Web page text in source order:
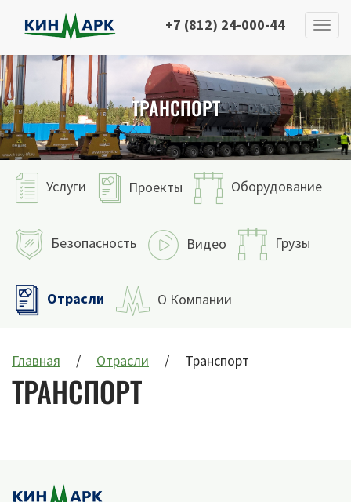
+7 (812) 24-000-44
ТРАНСПОРТ
Услуги Проекты Оборудование
Безопасность Видео Грузы
Отрасли О Компании
Главная Отрасли Транспорт
ТРАНСПОРТ